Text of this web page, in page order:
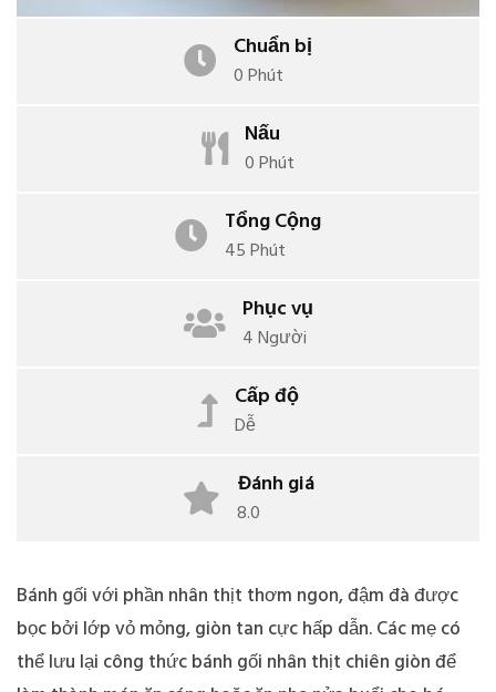
Chuẩn bị
0 Phút
Nấu
0 Phút
Tổng Cộng
45 Phút
Phục vụ
4 Người
Cấp độ
Dễ
Đánh giá
8.0
Bánh gối với phần nhân thịt thơm ngon, đậm đà được
bọc bởi lớp vỏ mỏng, giòn tan cực hấp dẫn. Các mẹ có
thể lưu lại công thức bánh gối nhân thịt chiên giòn để